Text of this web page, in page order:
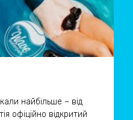
найбільше – від
офіційно відкритий